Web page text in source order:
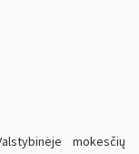
mokesčių